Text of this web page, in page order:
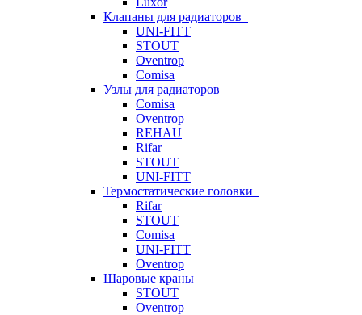
Клапаны для радиаторов
UNI-FITT
STOUT
Oventrop
Comisa
Узлы для радиаторов
Comisa
Oventrop
REHAU
Rifar
STOUT
UNI-FITT
Термостатические головки
Rifar
STOUT
Comisa
UNI-FITT
Oventrop
Шаровые краны
STOUT
Oventrop